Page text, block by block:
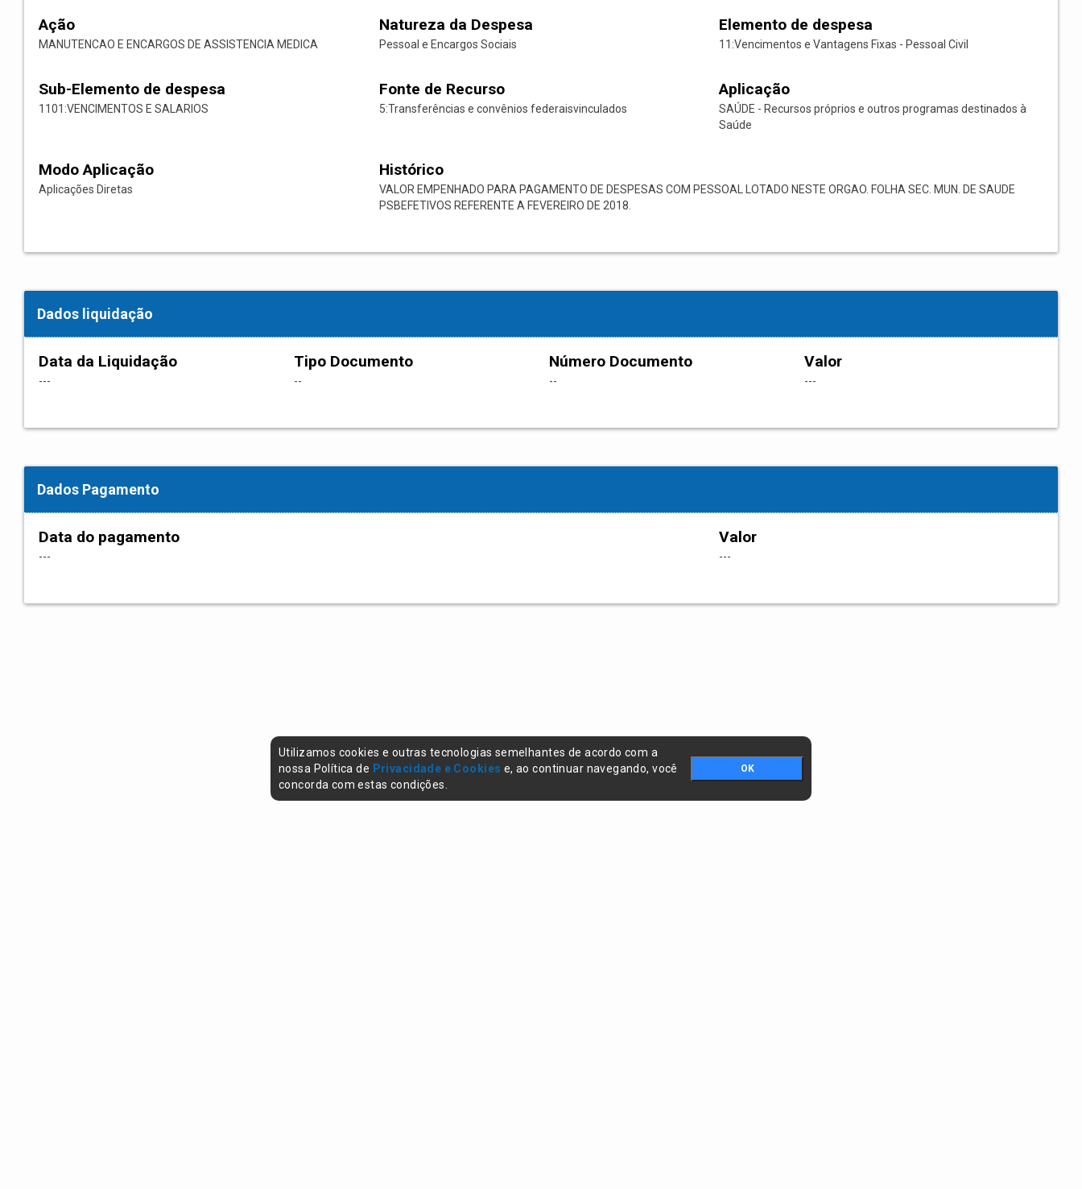
Ação
MANUTENCAO E ENCARGOS DE ASSISTENCIA MEDICA
Natureza da Despesa
Pessoal e Encargos Sociais
Elemento de despesa
11:Vencimentos e Vantagens Fixas - Pessoal Civil
Sub-Elemento de despesa
1101:VENCIMENTOS E SALARIOS
Fonte de Recurso
5:Transferências e convênios federaisvinculados
Aplicação
SAÚDE - Recursos próprios e outros programas destinados à
Saúde
Modo Aplicação
Aplicações Diretas
Histórico
VALOR EMPENHADO PARA PAGAMENTO DE DESPESAS COM PESSOAL LOTADO NESTE ORGAO. FOLHA SEC. MUN. DE SAUDE
PSBEFETIVOS REFERENTE A FEVEREIRO DE 2018.
Dados liquidação
Data da Liquidação
---
Tipo Documento
--
Número Documento
--
Valor
---
Dados Pagamento
Data do pagamento
---
Valor
---
Utilizamos cookies e outras tecnologias semelhantes de acordo com a
nossa Política de Privacidade e Cookies e, ao continuar navegando, você
concorda com estas condições.
OK